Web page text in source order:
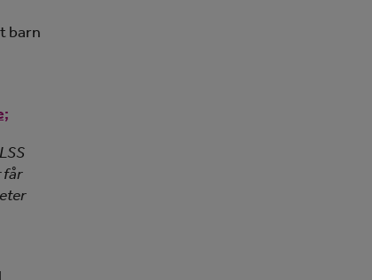
barn
får